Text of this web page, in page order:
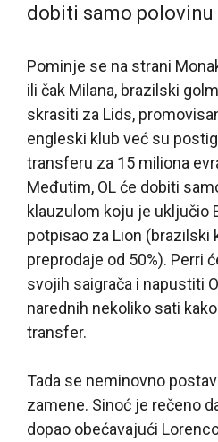
dobiti samo polovinu
Pominje se na strani
ili čak Milana, brazilski
skrasiti za Lids,
engleski klub već su
transferu za 15 miliona
Međutim, OL će dobiti
klauzulom koju je uključio
potpisao za Lion (brazilski
preprodaje od 50%). Perri
svojih saigrača i napustiti
narednih nekoliko sati
transfer.
Tada se neminovno
zamene. Sinoć je rečeno
dopao obećavajući